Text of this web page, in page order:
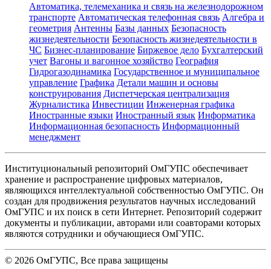
Автоматика, телемеханика и связь на железнодорожном
транспорте Автоматическая телефонная связь Алгебра и
геометрия Антенны Базы данных Безопасность
жизнедеятельности Безопасность жизнедеятельности в
ЧС Бизнес-планирование Биржевое дело Бухгалтерский
учет Вагоны и вагонное хозяйство География
Гидрогазодинамика Государственное и муниципальное
управление Графика Детали машин и основы
конструирования Диспетчерская централизация
Журналистика Инвестиции Инженерная графика
Иностранные языки Иностранный язык Информатика
Информационная безопасность Информационный
менеджмент
Институциональный репозиторий ОмГУПС обеспечивает
хранение и распространение цифровых материалов,
являющихся интеллектуальной собственностью ОмГУПС. Он
создан для продвижения результатов научных исследований
ОмГУПС и их поиск в сети Интернет. Репозиторий содержит
документы и публикации, авторами или соавторами которых
являются сотрудники и обучающиеся ОмГУПС.
© 2026 ОмГУПС, Все права защищены